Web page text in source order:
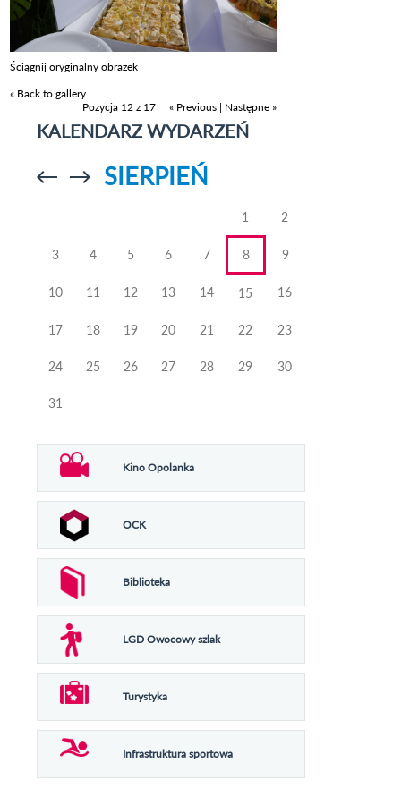
Ściągnij oryginalny obrazek
« Back to gallery
Pozycja 12 z 17
« Previous | Następne »
KALENDARZ WYDARZEŃ
Przejdź doPrzejdź do
SIERPIEŃ
1 2
3 4 5 6 7 8 9
10 11 12 13 14 15 16
17 18 19 20 21 22 23
24 25 26 27 28 29 30
31
Kino Opolanka
OCK
Biblioteka
LGD Owocowy szlak
Turystyka
Infrastruktura sportowa